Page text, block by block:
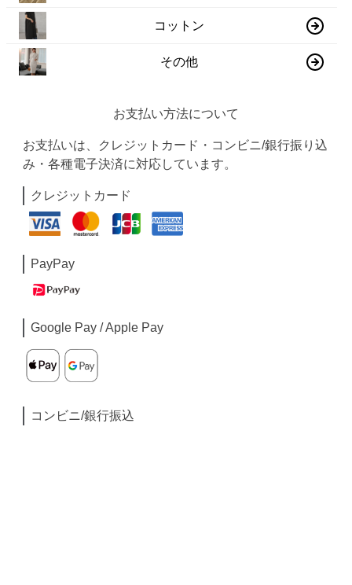
コットン
その他
お支払い方法について
お支払いは、クレジットカード・コンビニ/銀行振り込
み・各種電子決済に対応しています。
クレジットカード
PayPay
Google Pay / Apple Pay
コンビニ/銀行振込